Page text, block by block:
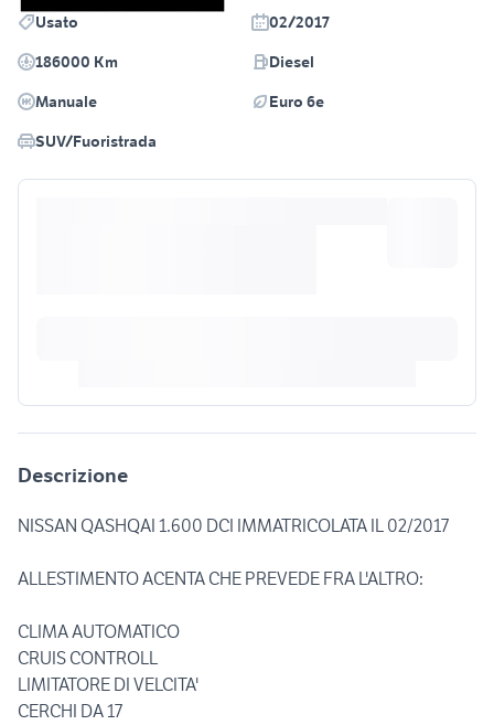
Usato
02/2017
186000 Km
Diesel
Manuale
Euro 6e
SUV/Fuoristrada
Descrizione
NISSAN QASHQAI 1.600 DCI IMMATRICOLATA IL 02/2017
ALLESTIMENTO ACENTA CHE PREVEDE FRA L'ALTRO:
CLIMA AUTOMATICO
CRUIS CONTROLL
LIMITATORE DI VELCITA'
CERCHI DA 17